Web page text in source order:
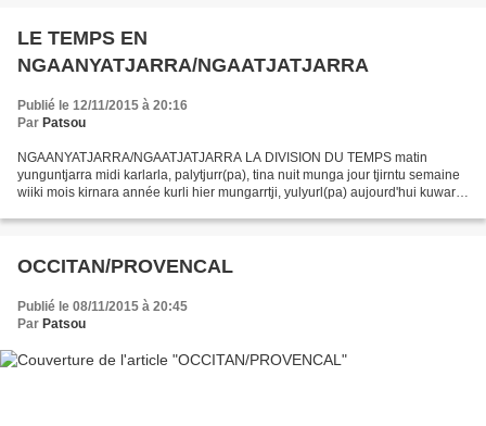
LE TEMPS EN
NGAANYATJARRA/NGAATJATJARRA
Publié le 12/11/2015 à 20:16
Par Patsou
NGAANYATJARRA/NGAATJATJARRA LA DIVISION DU TEMPS matin
yunguntjarra midi karlarla, palytjurr(pa), tina nuit munga jour tjirntu semaine
wiiki mois kirnara année kurli hier mungarrtji, yulyurl(pa) aujourd'hui kuwarri,
OCCITAN/PROVENCAL
Publié le 08/11/2015 à 20:45
Par Patsou